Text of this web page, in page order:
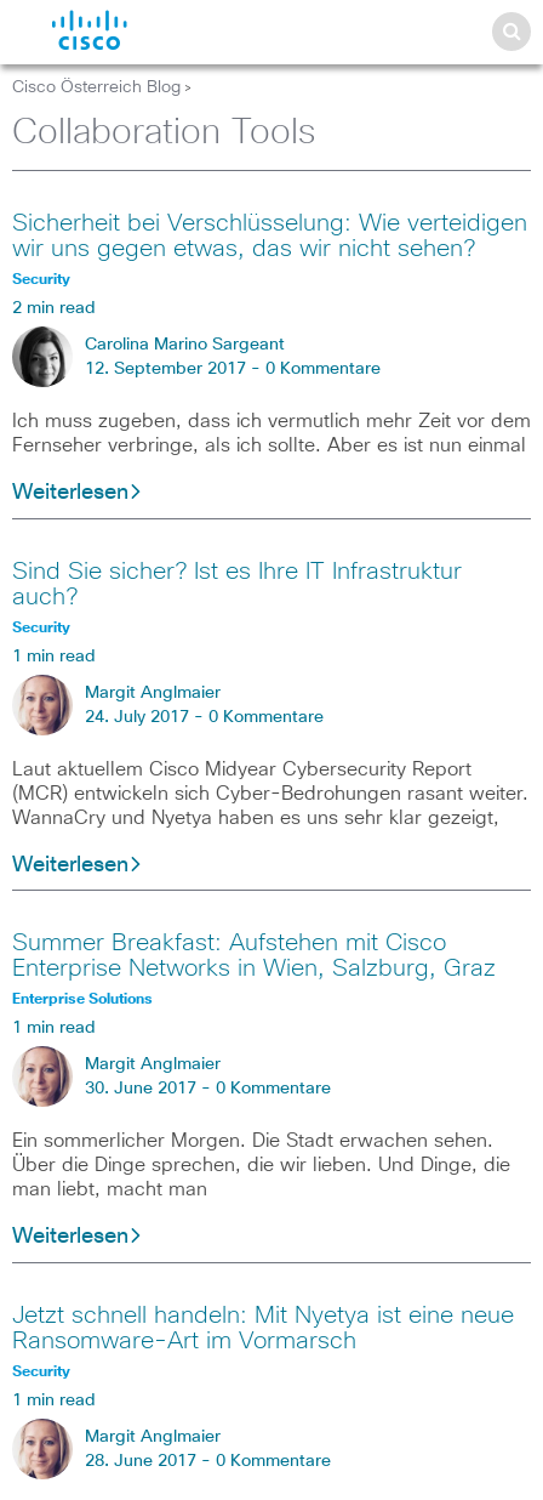
Cisco Österreich Blog >
Collaboration Tools
Sicherheit bei Verschlüsselung: Wie verteidigen
wir uns gegen etwas, das wir nicht sehen?
Security
2 min read
Carolina Marino Sargeant
12. September 2017 - 0 Kommentare
Ich muss zugeben, dass ich vermutlich mehr Zeit vor dem
Fernseher verbringe, als ich sollte. Aber es ist nun einmal
Weiterlesen
Sind Sie sicher? Ist es Ihre IT Infrastruktur
auch?
Security
1 min read
Margit Anglmaier
24. July 2017 - 0 Kommentare
Laut aktuellem Cisco Midyear Cybersecurity Report
(MCR) entwickeln sich Cyber-Bedrohungen rasant weiter.
WannaCry und Nyetya haben es uns sehr klar gezeigt,
Weiterlesen
Summer Breakfast: Aufstehen mit Cisco
Enterprise Networks in Wien, Salzburg, Graz
Enterprise Solutions
1 min read
Margit Anglmaier
30. June 2017 - 0 Kommentare
Ein sommerlicher Morgen. Die Stadt erwachen sehen.
Über die Dinge sprechen, die wir lieben. Und Dinge, die
man liebt, macht man
Weiterlesen
Jetzt schnell handeln: Mit Nyetya ist eine neue
Ransomware-Art im Vormarsch
Security
1 min read
Margit Anglmaier
28. June 2017 - 0 Kommentare